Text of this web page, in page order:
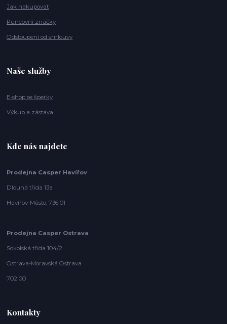
Jak nakupovat
Puncovní značky
Odstoupení od smlouvy
Naše služby
E-shop se šperky
Výkup a zástava
Kde nás najdete
Prodejna Casper Havířov
Dlouhá třída 13a
Havířov-Město, 736 01
Prodejna Casper Ostrava
Sokolská třída 104/2
Ostrava-Moravská Ostrava
702 00
Kontakty